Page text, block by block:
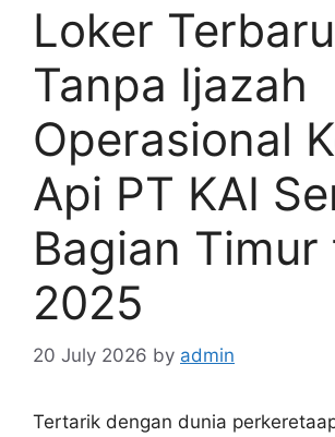
Loker Terbaru
Tanpa Ijazah
Operasional
Api PT KAI
Bagian Timur
2025
20 July 2026 by admin
Tertarik dengan dunia